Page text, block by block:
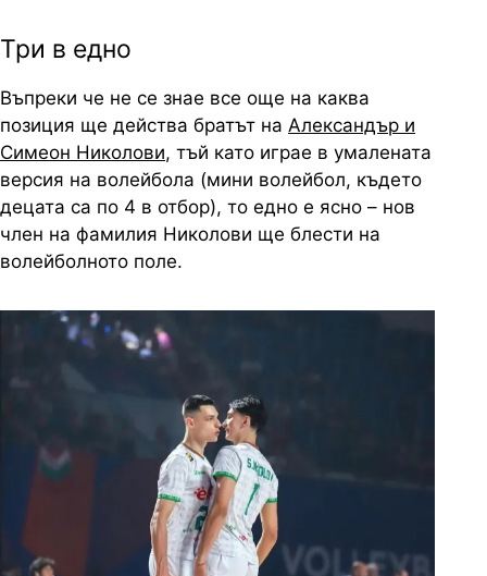
Три в едно
Въпреки че не се знае все още на каква
позиция ще действа братът на Александър и
Симеон Николови, тъй като играе в умалената
версия на волейбола (мини волейбол, където
децата са по 4 в отбор), то едно е ясно – нов
член на фамилия Николови ще блести на
волейболното поле.